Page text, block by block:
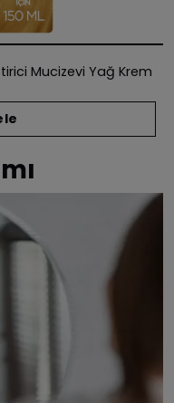
Mucizevi Yağ Krem